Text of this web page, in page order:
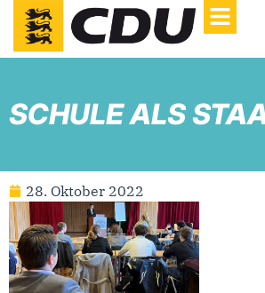
SCHULE ALS
28. Oktober 2022